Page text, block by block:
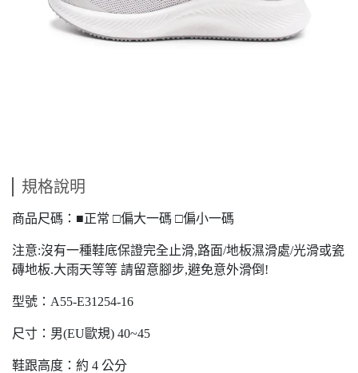
規格說明
商品尺碼：■正常 □偏大一碼 □偏小一碼
注意:沒有一種鞋底保證完全止滑,路面/地板濕滑處/光滑或瓷
磚地板.大雨天等等 請留意腳步,避免意外滑倒!
型號：A55-E31254-16
尺寸：男(EU歐規) 40~45
鞋跟高度：約 4 公分